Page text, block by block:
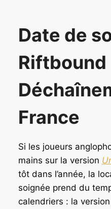
Date de
Riftbound
France
Si les joueurs
mains sur la version
tôt dans l’année, la
soignée prend du
calendriers : la